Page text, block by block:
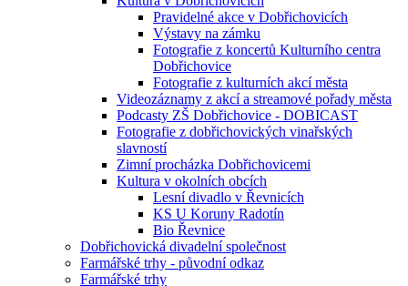
Pravidelné akce v Dobřichovicích
Výstavy na zámku
Fotografie z koncertů Kulturního centra
Dobřichovice
Fotografie z kulturních akcí města
Videozáznamy z akcí a streamové pořady města
Podcasty ZŠ Dobřichovice - DOBICAST
Fotografie z dobřichovických vinařských
slavností
Zimní procházka Dobřichovicemi
Kultura v okolních obcích
Lesní divadlo v Řevnicích
KS U Koruny Radotín
Bio Řevnice
Dobřichovická divadelní společnost
Farmářské trhy - původní odkaz
Farmářské trhy